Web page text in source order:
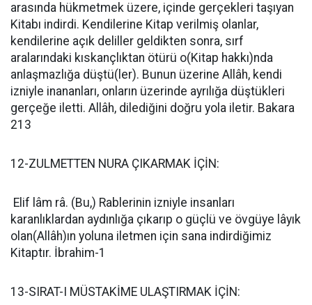
arasında hükmetmek üzere, içinde gerçekleri taşıyan
Kitabı indirdi. Kendilerine Kitap verilmiş olanlar,
kendilerine açık deliller geldikten sonra, sırf
aralarındaki kıskançlıktan ötürü o(Kitap hakkı)nda
anlaşmazlığa düştü(ler). Bunun üzerine Allâh, kendi
izniyle inananları, onların üzerinde ayrılığa düştükleri
gerçeğe iletti. Allâh, dilediğini doğru yola iletir. Bakara
213
12-ZULMETTEN NURA ÇIKARMAK İÇİN:
Elif lâm râ. (Bu,) Rablerinin izniyle insanları
karanlıklardan aydınlığa çıkarıp o güçlü ve övgüye lâyık
olan(Allâh)ın yoluna iletmen için sana indirdiğimiz
Kitaptır. İbrahim-1
13-SIRAT-I MÜSTAKİME ULAŞTIRMAK İÇİN: